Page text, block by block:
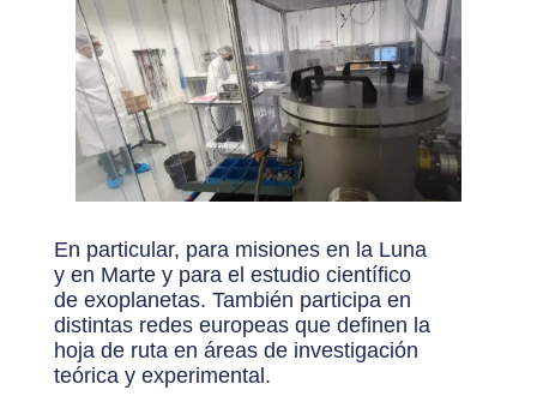
En particular, para misiones en la Luna
y en Marte y para el estudio científico
de exoplanetas. También participa en
distintas redes europeas que definen la
hoja de ruta en áreas de investigación
teórica y experimental.